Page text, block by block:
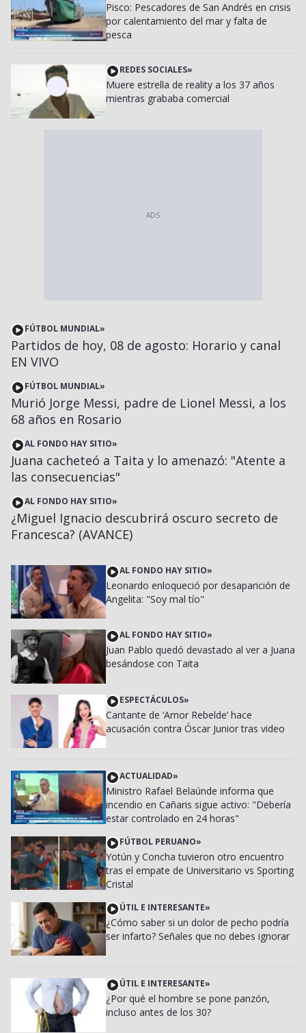
Pisco: Pescadores de San Andrés en crisis
por calentamiento del mar y falta de
pesca
REDES SOCIALES»
Muere estrella de reality a los 37 años
mientras grababa comercial
FÚTBOL MUNDIAL»
Partidos de hoy, 08 de agosto: Horario y canal
EN VIVO
FÚTBOL MUNDIAL»
Murió Jorge Messi, padre de Lionel Messi, a los
68 años en Rosario
AL FONDO HAY SITIO»
Juana cacheteó a Taita y lo amenazó: "Atente a
las consecuencias"
AL FONDO HAY SITIO»
¿Miguel Ignacio descubrirá oscuro secreto de
Francesca? (AVANCE)
AL FONDO HAY SITIO»
Leonardo enloqueció por desaparición de
Angelita: "Soy mal tío"
AL FONDO HAY SITIO»
Juan Pablo quedó devastado al ver a Juana
besándose con Taita
ESPECTÁCULOS»
Cantante de ‘Amor Rebelde’ hace
acusación contra Óscar Junior tras video
ACTUALIDAD»
Ministro Rafael Belaúnde informa que
incendio en Cañaris sigue activo: "Debería
estar controlado en 24 horas"
FÚTBOL PERUANO»
Yotún y Concha tuvieron otro encuentro
tras el empate de Universitario vs Sporting
Cristal
ÚTIL E INTERESANTE»
¿Cómo saber si un dolor de pecho podría
ser infarto? Señales que no debes ignorar
ÚTIL E INTERESANTE»
¿Por qué el hombre se pone panzón,
incluso antes de los 30?